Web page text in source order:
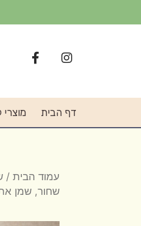
דף הבית
עמוד הבית /
שחור, שמן אתרי